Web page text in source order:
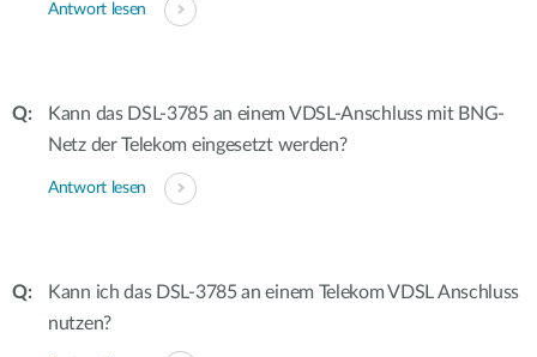
Antwort lesen
Kann das DSL-3785 an einem VDSL-Anschluss mit BNG-
Netz der Telekom eingesetzt werden?
Antwort lesen
Kann ich das DSL-3785 an einem Telekom VDSL Anschluss
nutzen?